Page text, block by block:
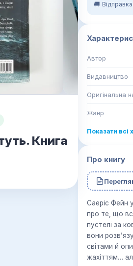
Книга
🚚
Автор
Видавництво
Оригінальна
Жанр
Показати всі
Про книгу
Саеріс Фейн
про те, що
пустелі за
вони
світами й
жахіттям…